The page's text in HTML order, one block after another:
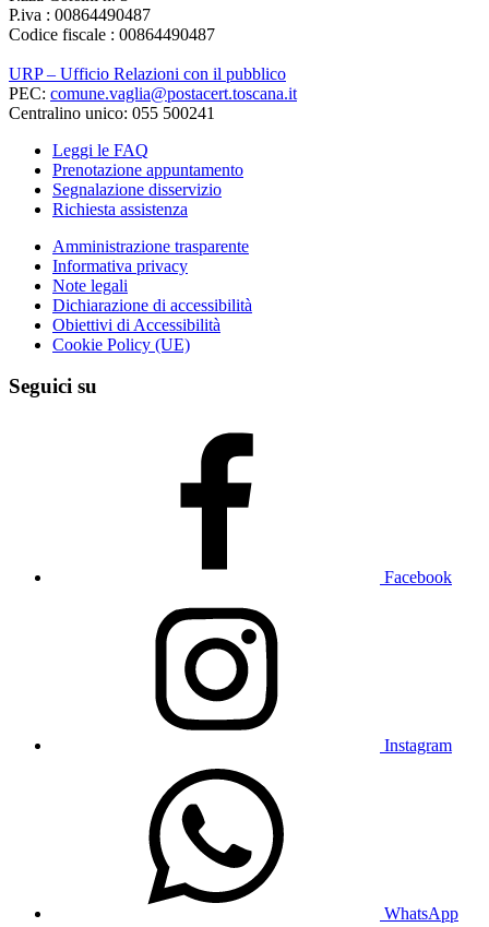
P.iva : 00864490487
Codice fiscale : 00864490487
URP – Ufficio Relazioni con il pubblico
PEC: comune.vaglia@postacert.toscana.it
Centralino unico: 055 500241
Leggi le FAQ
Prenotazione appuntamento
Segnalazione disservizio
Richiesta assistenza
Amministrazione trasparente
Informativa privacy
Note legali
Dichiarazione di accessibilità
Obiettivi di Accessibilità
Cookie Policy (UE)
Seguici su
Facebook
Instagram
WhatsApp